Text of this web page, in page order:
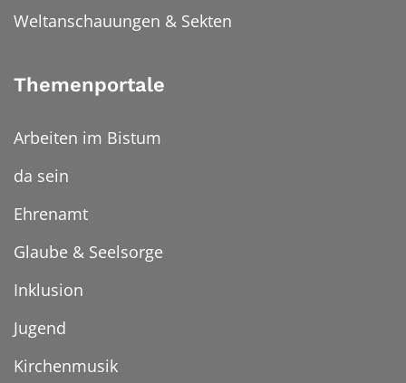
Weltanschauungen & Sekten
Themenportale
Arbeiten im Bistum
da sein
Ehrenamt
Glaube & Seelsorge
Inklusion
Jugend
Kirchenmusik